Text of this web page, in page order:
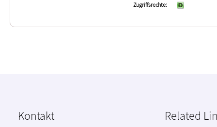
Zugriffsrechte
Kontakt Related